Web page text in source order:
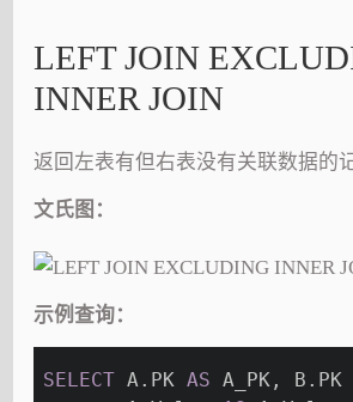
LEFT JOIN
INNER JOIN
返回左表有但右表没有关联数据的
文氏图：
示例查询：
SELECT A.PK AS A_PK,